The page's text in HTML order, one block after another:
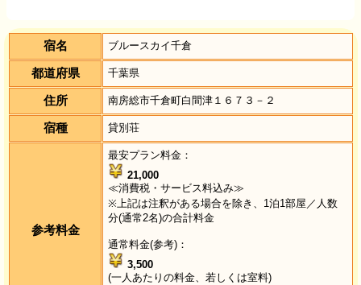
宿名 ブルースカイ千倉
都道府県 千葉県
住所 南房総市千倉町白間津１６７３－２
宿種 貸別荘
参考料金
最安プラン料金：
21,000
≪消費税・サービス料込み≫
※上記は注釈がある場合を除き、1泊1部屋／人数
分(通常2名)の合計料金
通常料金(参考)：
3,500
(一人あたりの料金、若しくは室料)